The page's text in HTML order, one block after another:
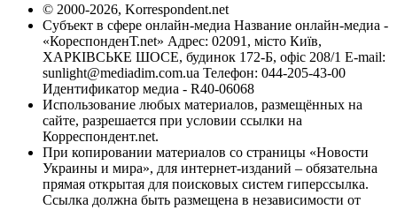
© 2000-2026, Korrespondent.net
Субъект в сфере онлайн-медиа Название онлайн-медиа -
«КореспонденТ.net» Адрес: 02091, місто Київ,
ХАРКІВСЬКЕ ШОСЕ, будинок 172-Б, офіс 208/1 E-mail:
sunlight@mediadim.com.ua Телефон: 044-205-43-00
Идентификатор медиа - R40-06068
Использование любых материалов, размещённых на
сайте, разрешается при условии ссылки на
Корреспондент.net.
При копировании материалов со страницы «Новости
Украины и мира», для интернет-изданий – обязательна
прямая открытая для поисковых систем гиперссылка.
Ссылка должна быть размещена в независимости от